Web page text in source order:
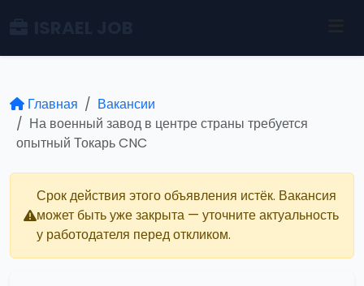
Главная
Вакансии
На военный завод в центре страны требуется
опытный Токарь CNC
Срок действия этого объявления истёк. Вакансия
может быть уже закрыта — уточните актуальность
у работодателя перед откликом.